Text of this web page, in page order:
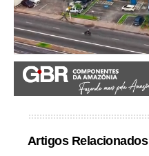
Artigos Relacionados